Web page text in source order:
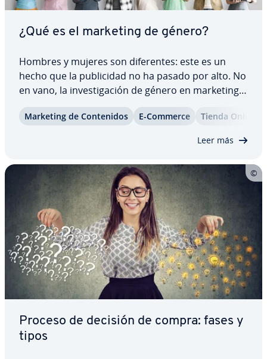
¿Qué es el marketing de género?
Hombres y mujeres son di­fe­re­n­tes: este es un
hecho que la pu­bli­ci­dad no ha pasado por alto. No
en vano, la in­ve­s­ti­ga­ción de género en marketing
está ganando cada vez más re­le­va­n­cia. Ahora bien,
¿qué se entiende bajo la etiqueta de marketing de
Marketing de Co­n­te­ni­dos E-Commerce Tienda Online
Leer más
Proceso de decisión de compra: fases y
tipos